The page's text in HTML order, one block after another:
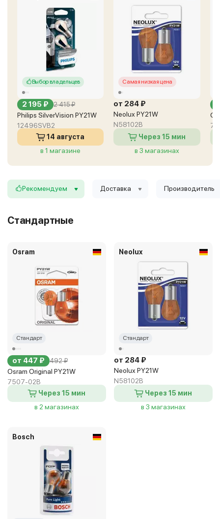
Выбор владельцев
2 195 ₽ 2 415 ₽
Philips SilverVision PY21W
12496SVB2
14 августа
в 1 магазине
Самая низкая цена
от 284 ₽
Neolux PY21W
N58102B
Через 15 мин
в 3 магазинах
Рекомендуем Доставка Производитель
Стандартные
Osram
Стандарт
от 447 ₽ 492 ₽
Osram Original PY21W
7507-02B
Через 15 мин
в 2 магазинах
Neolux
Стандарт
от 284 ₽
Neolux PY21W
N58102B
Через 15 мин
в 3 магазинах
Bosch